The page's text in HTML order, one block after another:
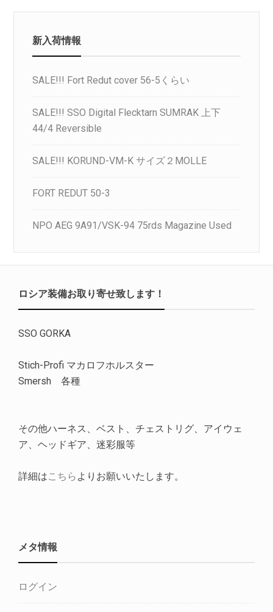
新入荷情報
SALE!!! Fort Redut cover 56-5くらい
SALE!!! SSO Digital Flecktarn SUMRAK 上下
44/4 Reversible
SALE!!! KORUND-VM-K サイズ２MOLLE
FORT REDUT 50-3
NPO AEG 9A91/VSK-94 75rds Magazine Used
ロシア装備お取り寄せ致します！
SSO GORKA
Stich-Profi マカロフホルスター
Smersh 各種
その他ハーネス、ベスト、チェストリグ、アイウェ
ア、ヘッドギア、迷彩服等
詳細はこちら よりお願いいたします。
メタ情報
ログイン